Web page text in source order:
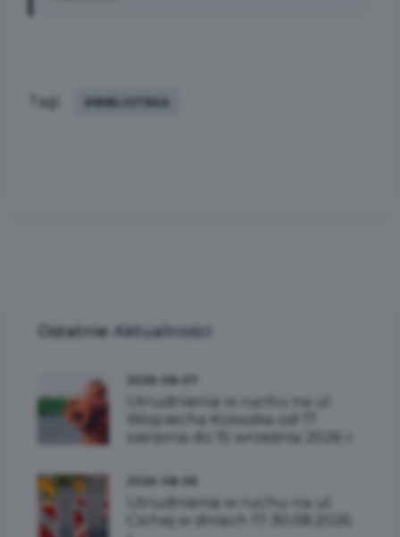
Tagi: #BIBLIOTEKA
Ostatnie Aktualności
2026-08-07
Utrudnienia w ruchu na ul.
Wojciecha Kossaka od 17
sierpnia do 15 września 2026 r.
2026-08-06
Utrudnienia w ruchu na ul.
Cichej w dniach 17-30.08.2026